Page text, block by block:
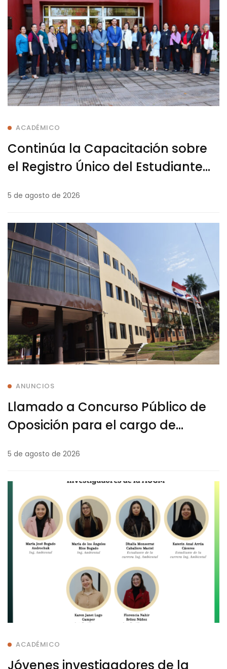
ACADÉMICO
Continúa la Capacitación sobre
el Registro Único del Estudiante
en la UNI
5 de agosto de 2026
ANUNCIOS
Llamado a Concurso Público de
Oposición para el cargo de
5 de agosto de 2026
ACADÉMICO
Jóvenes investigadores de la